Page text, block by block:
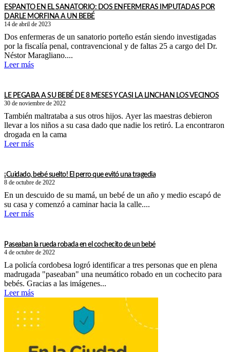
ESPANTO EN EL SANATORIO: DOS ENFERMERAS IMPUTADAS POR
DARLE MORFINA A UN BEBÉ
14 de abril de 2023
Dos enfermeras de un sanatorio porteño están siendo investigadas
por la fiscalía penal, contravencional y de faltas 25 a cargo del Dr.
Néstor Maragliano....
Leer más
LE PEGABA A SU BEBÉ DE 8 MESES Y CASI LA LINCHAN LOS VECINOS
30 de noviembre de 2022
También maltrataba a sus otros hijos. Ayer las maestras debieron
llevar a los niños a su casa dado que nadie los retiró. La encontraron
drogada en la cama
Leer más
¡Cuidado, bebé suelto! El perro que evitó una tragedia
8 de octubre de 2022
En un descuido de su mamá, un bebé de un año y medio escapó de
su casa y comenzó a caminar hacia la calle....
Leer más
Paseaban la rueda robada en el cochecito de un bebé
4 de octubre de 2022
La policía cordobesa logró identificar a tres personas que en plena
madrugada "paseaban" una neumático robado en un cochecito para
bebés. Gracias a las imágenes...
Leer más